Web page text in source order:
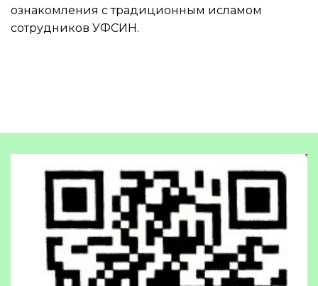
ознакомления с традиционным исламом
сотрудников УФСИН.